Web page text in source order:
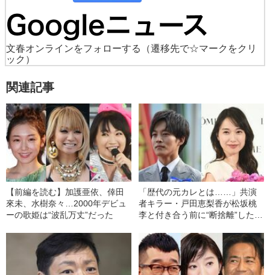
文春オンラインをフォローする
（遷移先で☆マークをクリ
ック）
関連記事
【前編を読む】加護亜依、倖田
來未、水樹奈々…2000年デビュ
ーの歌姫は“波乱万丈”だった
「歴代の元カレとは……」共演
者キラー・戸田恵梨香が松坂桃
李と付き合う前に“断捨離”したも